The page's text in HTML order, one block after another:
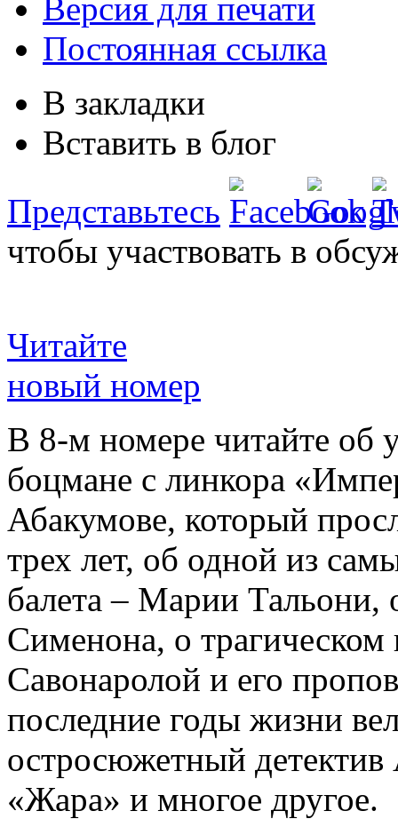
Версия для печати
Постоянная ссылка
В закладки
Вставить в блог
Представьтесь
чтобы участвовать в
Читайте
новый номер
В 8-м номере читайте об
боцмане с линкора
Абакумове, который
трех лет, об одной из
балета – Марии
Сименона, о трагическом
Савонаролой и его
последние годы жизни
остросюжетный детектив
«Жара» и многое другое.